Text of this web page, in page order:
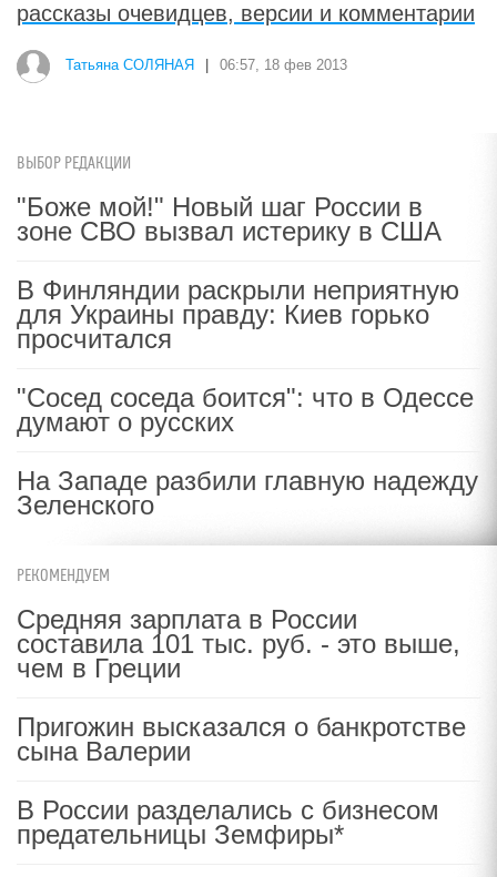
рассказы очевидцев, версии и комментарии
Татьяна СОЛЯНАЯ 06:57, 18 фев 2013
ВЫБОР РЕДАКЦИИ
"Боже мой!" Новый шаг России в
зоне СВО вызвал истерику в США
В Финляндии раскрыли неприятную
для Украины правду: Киев горько
просчитался
"Сосед соседа боится": что в Одессе
думают о русских
На Западе разбили главную надежду
Зеленского
РЕКОМЕНДУЕМ
Средняя зарплата в России
составила 101 тыс. руб. - это выше,
чем в Греции
Пригожин высказался о банкротстве
сына Валерии
В России разделались с бизнесом
предательницы Земфиры*